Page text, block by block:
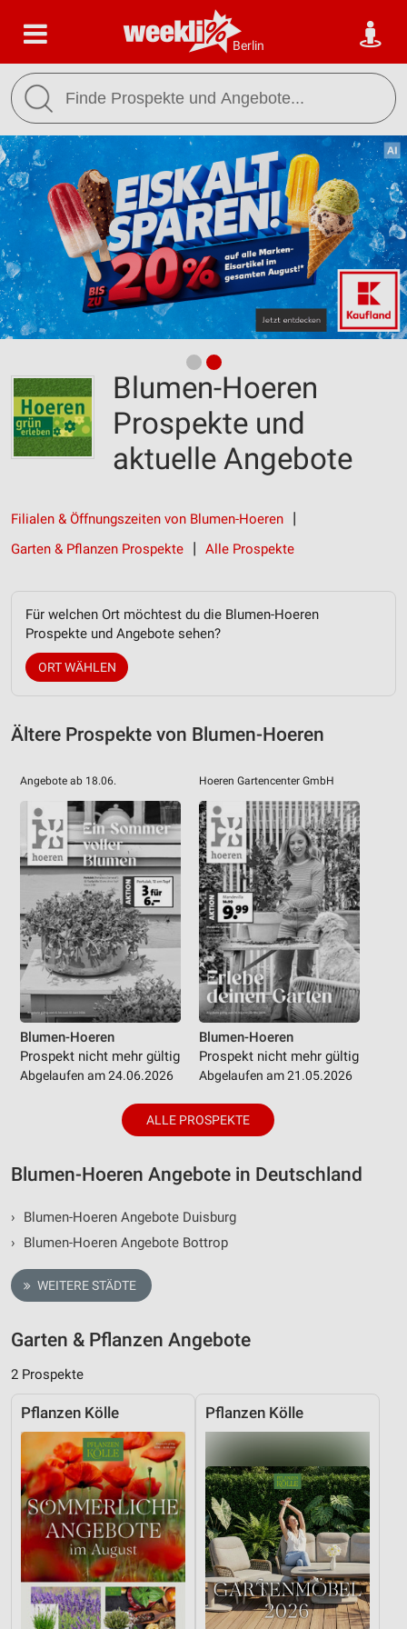
Berlin
Blumen-Hoeren
Prospekte und
aktuelle Angebote
Filialen & Öffnungszeiten von Blumen-Hoeren
Garten & Pflanzen Prospekte
Alle Prospekte
Für welchen Ort möchtest du die Blumen-Hoeren
Prospekte und Angebote sehen?
ORT WÄHLEN
Ältere Prospekte von Blumen-Hoeren
Angebote ab 18.06.
Blumen-Hoeren
Prospekt nicht mehr gültig
Abgelaufen am 24.06.2026
Hoeren Gartencenter GmbH
Blumen-Hoeren
Prospekt nicht mehr gültig
Abgelaufen am 21.05.2026
ALLE PROSPEKTE
Blumen-Hoeren Angebote in Deutschland
›
Blumen-Hoeren Angebote Duisburg
›
Blumen-Hoeren Angebote Bottrop
WEITERE STÄDTE
Garten & Pflanzen Angebote
2 Prospekte
Pflanzen Kölle Pflanzen Kölle